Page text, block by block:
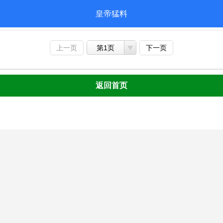
皇帝猛料
上一页 第1页 下一页
返回首页